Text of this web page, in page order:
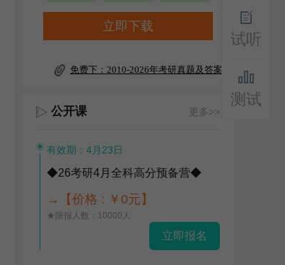
试听
测试
立即下载
免费下：2010-2026年考研真题及答案
公开课 更多>>
有效期：4月23日
◆26考研4月全科高分预备营◆
→【价格 : ￥0元】
★限报人数：10000人
立即报名